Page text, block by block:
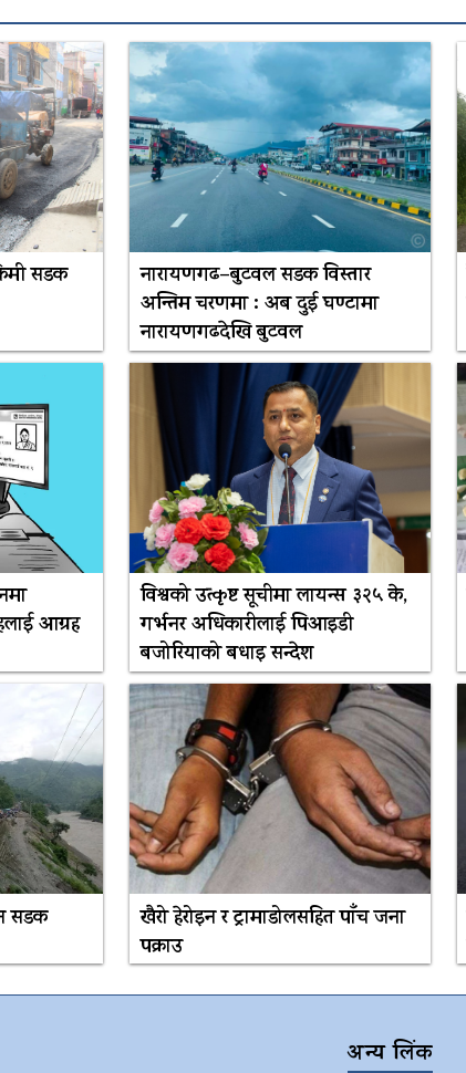
सडक
नारायणगढ–बुटवल सडक विस्तार
अन्तिम चरणमा : अब दुई घण्टामा
नारायणगढदेखि बुटवल
आग्रह
विश्वको उत्कृष्ट सूचीमा लायन्स ३२५ के,
गर्भनर अधिकारीलाई पिआइडी
बजोरियाको बधाइ सन्देश
सडक
खैरो हेरोइन र ट्रामाडोलसहित पाँच जना
पक्राउ
अन्य लिंक